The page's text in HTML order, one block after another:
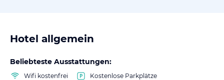
Hotel allgemein
Beliebteste Ausstattungen:
Wifi kostenfrei Kostenlose Parkplätze